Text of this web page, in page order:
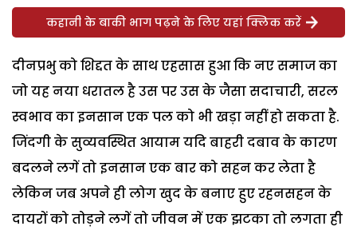
कहानी के बाकी भाग पढ़ने के लिए यहां क्लिक करें
दीनप्रभु को शिद्दत के साथ एहसास हुआ कि नए समाज का
जो यह नया धरातल है उस पर उस के जैसा सदाचारी, सरल
स्वभाव का इनसान एक पल को भी खड़ा नहीं हो सकता है.
जिंदगी के सुव्यवस्थित आयाम यदि बाहरी दबाव के कारण
बदलने लगें तो इनसान एक बार को सहन कर लेता है
लेकिन जब अपने ही लोग खुद के बनाए हुए रहनसहन के
दायरों को तोड़ने लगें तो जीवन में एक झटका तो लगता ही